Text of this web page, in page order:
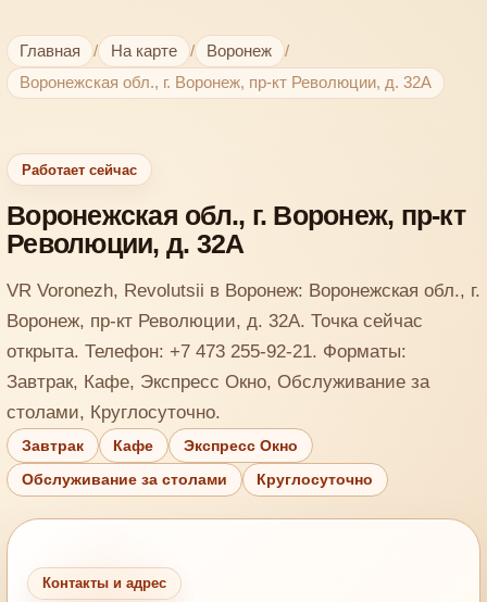
Главная / На карте / Воронеж
/
Воронежская обл., г. Воронеж, пр-кт Революции, д. 32А
Работает сейчас
Воронежская обл., г. Воронеж, пр-кт
Революции, д. 32А
VR Voronezh, Revolutsii в Воронеж: Воронежская обл., г.
Воронеж, пр-кт Революции, д. 32А. Точка сейчас
открыта. Телефон: +7 473 255-92-21. Форматы:
Завтрак, Кафе, Экспресс Окно, Обслуживание за
столами, Круглосуточно.
Завтрак Кафе Экспресс Окно
Обслуживание за столами Круглосуточно
Контакты и адрес